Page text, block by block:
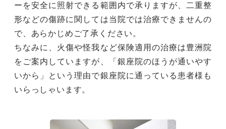
ーを安全に照射できる範囲内で承りますが、二重整
形などの傷跡に関しては当院では治療できませんの
で、あらかじめご了承ください。
ちなみに、火傷や怪我など保険適用の治療は豊洲院
をご案内していますが、「銀座院のほうが通いやす
いから」という理由で銀座院に通っている患者様も
いらっしゃいます。